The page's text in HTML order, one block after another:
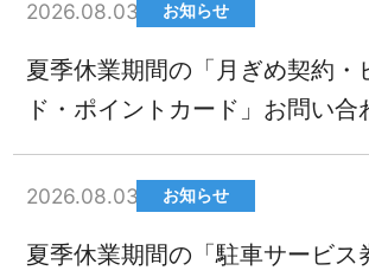
2026.08.03 お知らせ
夏季休業期間の「月ぎめ契約・
ド・ポイントカード」お問い合
2026.08.03 お知らせ
夏季休業期間の「駐車サービス